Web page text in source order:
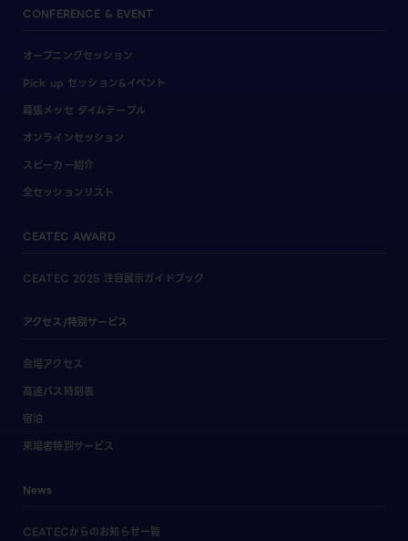
CONFERENCE & EVENT
オープニングセッション
Pick up セッション&イベント
幕張メッセ タイムテーブル
オンラインセッション
スピーカー紹介
全セッションリスト
CEATEC AWARD
CEATEC 2025 注目展示ガイドブック
アクセス/特別サービス
会場アクセス
高速バス時刻表
宿泊
来場者特別サービス
News
CEATECからのお知らせ一覧